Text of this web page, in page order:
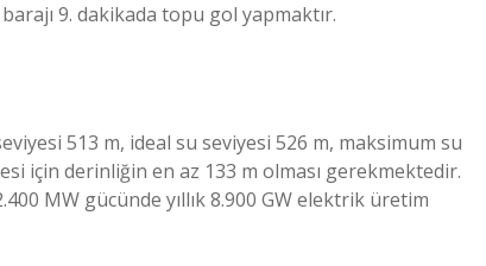
9. dakikada topu gol yapmaktır.
513 m, ideal su seviyesi 526 m, maksimum su
için derinliğin en az 133 m olması gerekmektedir.
MW gücünde yıllık 8.900 GW elektrik üretim